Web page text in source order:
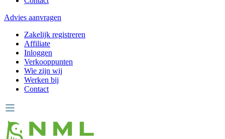
Advies aanvragen
Zakelijk registreren
Affiliate
Inloggen
Verkooppunten
Wie zijn wij
Werken bij
Contact